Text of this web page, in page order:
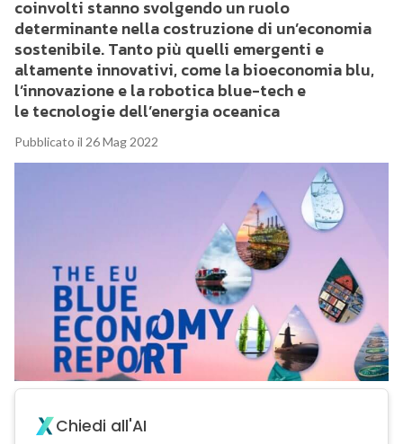
coinvolti stanno svolgendo un ruolo
determinante nella costruzione di un’economia
sostenibile. Tanto più quelli emergenti e
altamente innovativi, come la bioeconomia blu,
l’innovazione e la robotica blue-tech e
le tecnologie dell’energia oceanica
Pubblicato il 26 Mag 2022
Chiedi all'AI